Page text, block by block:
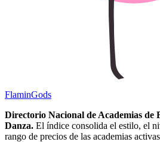
FlaminGods
Directorio Nacional de Academias de
Danza. El índice consolida el estilo, el
rango de precios de las academias